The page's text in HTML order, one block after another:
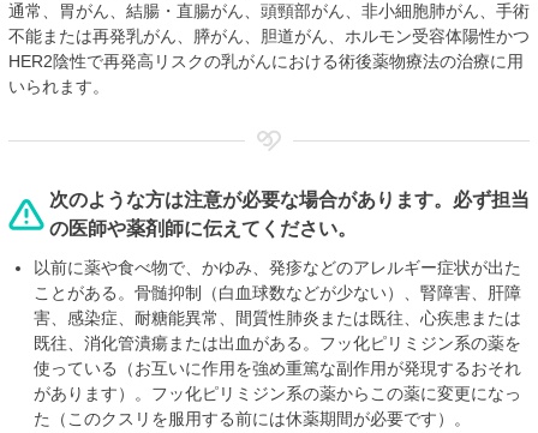
通常、胃がん、結腸・直腸がん、頭頸部がん、非小細胞肺がん、手術
不能または再発乳がん、膵がん、胆道がん、ホルモン受容体陽性かつ
HER2陰性で再発高リスクの乳がんにおける術後薬物療法の治療に用
いられます。
次のような方は注意が必要な場合があります。必ず担当
の医師や薬剤師に伝えてください。
以前に薬や食べ物で、かゆみ、発疹などのアレルギー症状が出た
ことがある。骨髄抑制（白血球数などが少ない）、腎障害、肝障
害、感染症、耐糖能異常、間質性肺炎または既往、心疾患または
既往、消化管潰瘍または出血がある。フッ化ピリミジン系の薬を
使っている（お互いに作用を強め重篤な副作用が発現するおそれ
があります）。フッ化ピリミジン系の薬からこの薬に変更になっ
た（このクスリを服用する前には休薬期間が必要です）。